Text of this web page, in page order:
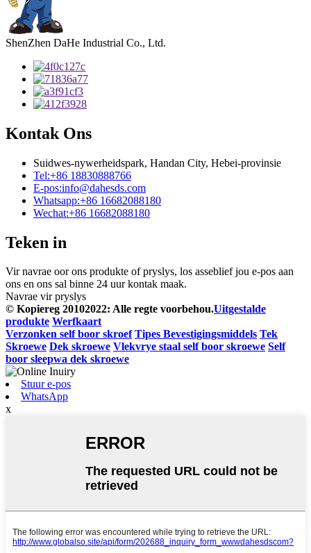
ShenZhen DaHe Industrial Co., Ltd.
Kontak Ons
Suidwes-nywerheidspark, Handan City, Hebei-provinsie
Tel:+86 18830888766
E-pos:info@dahesds.com
Whatsapp:+86 16682088180
Wechat:+86 16682088180
Teken in
Vir navrae oor ons produkte of pryslys, los asseblief jou e-pos aan
ons en ons sal binne 24 uur kontak maak.
Navrae vir pryslys
© Kopiereg 20102022: Alle regte voorbehou.Uitgestalde
produkte Werfkaart
Verzonken self boor skroef Tipes Bevestigingsmiddels Tek
Skroewe Dek skroewe Vlekvrye staal self boor skroewe Self
boor sleepwa dek skroewe
Stuur e-pos
WhatsApp
x